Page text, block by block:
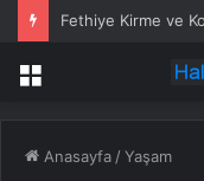
Fethiye Kirme ve
Menü
Anasayfa /Yaşam